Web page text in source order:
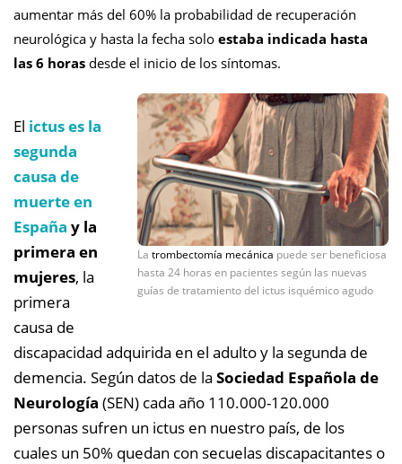
aumentar más del 60% la probabilidad de recuperación
neurológica y hasta la fecha solo estaba indicada hasta
las 6 horas desde el inicio de los síntomas.
La trombectomía mecánica puede ser beneficiosa
hasta 24 horas en pacientes según las nuevas
guías de tratamiento del ictus isquémico agudo
El ictus es la
segunda
causa de
muerte en
España y la
primera en
mujeres, la
primera
causa de
discapacidad adquirida en el adulto y la segunda de
demencia. Según datos de la Sociedad Española de
Neurología (SEN) cada año 110.000-120.000
personas sufren un ictus en nuestro país, de los
cuales un 50% quedan con secuelas discapacitantes o